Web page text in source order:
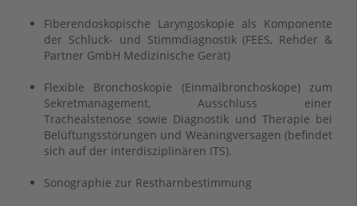
Fiberendoskopische Laryngoskopie als Komponente
der Schluck- und Stimmdiagnostik (FEES, Rehder &
Partner GmbH Medizinische Gerät)
Flexible Bronchoskopie (Einmalbronchoskope) zum
Sekretmanagement, Ausschluss einer
Trachealstenose sowie Diagnostik und Therapie bei
Belüftungsstörungen und Weaningversagen (befindet
sich auf der interdisziplinären ITS).
Sonographie zur Restharnbestimmung